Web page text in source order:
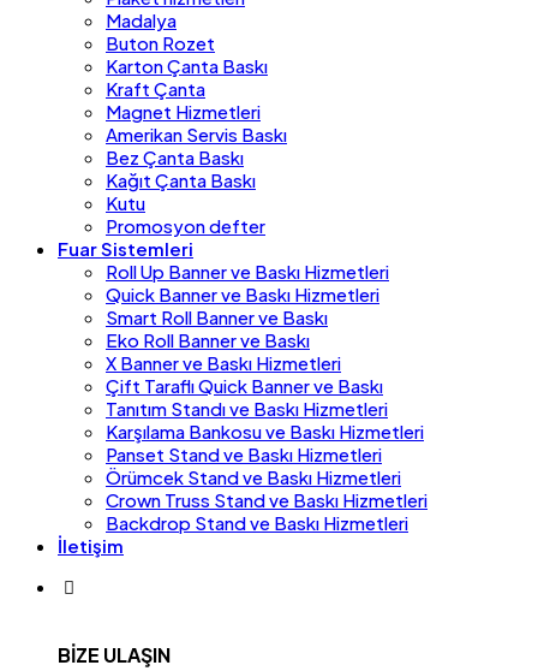
Madalya
Buton Rozet
Karton Çanta Baskı
Kraft Çanta
Magnet Hizmetleri
Amerikan Servis Baskı
Bez Çanta Baskı
Kağıt Çanta Baskı
Kutu
Promosyon defter
Fuar Sistemleri
Roll Up Banner ve Baskı Hizmetleri
Quick Banner ve Baskı Hizmetleri
Smart Roll Banner ve Baskı
Eko Roll Banner ve Baskı
X Banner ve Baskı Hizmetleri
Çift Taraflı Quick Banner ve Baskı
Tanıtım Standı ve Baskı Hizmetleri
Karşılama Bankosu ve Baskı Hizmetleri
Panset Stand ve Baskı Hizmetleri
Örümcek Stand ve Baskı Hizmetleri
Crown Truss Stand ve Baskı Hizmetleri
Backdrop Stand ve Baskı Hizmetleri
İletişim
BİZE ULAŞIN